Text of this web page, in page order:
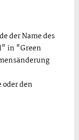
der Name des
in "Green
den